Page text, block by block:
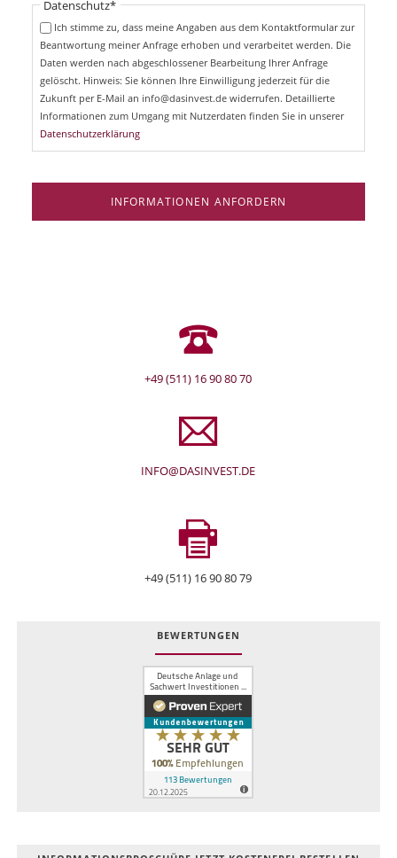
f
Pflichtfeld
Datenschutz*
Ich stimme zu, dass meine Angaben aus dem Kontaktformular zur
Beantwortung meiner Anfrage erhoben und verarbeitet werden. Die
Daten werden nach abgeschlossener Bearbeitung Ihrer Anfrage
gelöscht. Hinweis: Sie können Ihre Einwilligung jederzeit für die
Zukunft per E-Mail an info@dasinvest.de widerrufen. Detaillierte
Informationen zum Umgang mit Nutzerdaten finden Sie in unserer
Datenschutzerklärung
INFORMATIONEN ANFORDERN
+49 (511) 16 90 80 70
INFO@DASINVEST.DE
+49 (511) 16 90 80 79
BEWERTUNGEN